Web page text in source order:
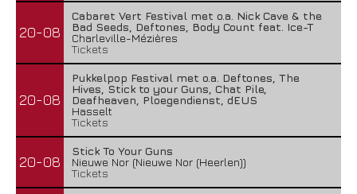
20-08
Cabaret Vert Festival met o.a. Nick Cave & the
Bad Seeds, Deftones, Body Count feat. Ice-T
Charleville-Mézières
Tickets
20-08
Pukkelpop Festival met o.a. Deftones, The
Hives, Stick to your Guns, Chat Pile,
Deafheaven, Ploegendienst, dEUS
Hasselt
Tickets
20-08
Stick To Your Guns
Nieuwe Nor (Nieuwe Nor (Heerlen))
Tickets